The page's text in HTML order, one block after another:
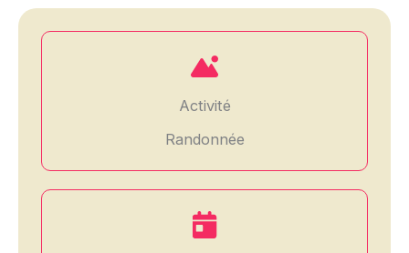
Activité
Randonnée